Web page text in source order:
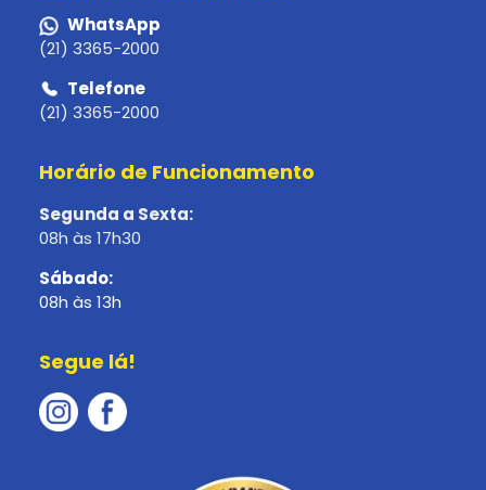
WhatsApp
(21) 3365-2000
Telefone
(21) 3365-2000
Horário de Funcionamento
Segunda a Sexta:
08h às 17h30
Sábado:
08h às 13h
Segue lá!